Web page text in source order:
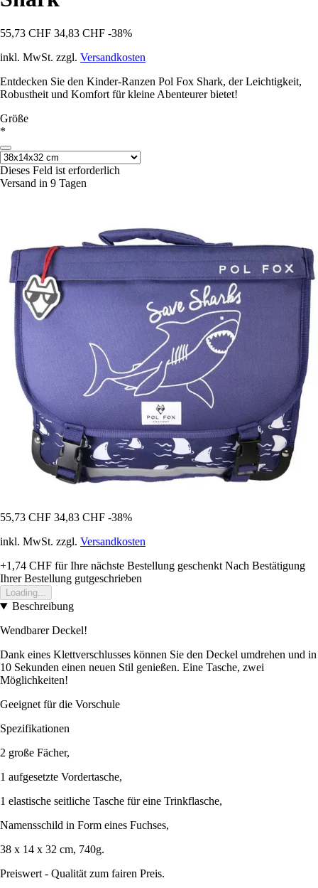
55,73 CHF 34,83 CHF -38%
inkl. MwSt. zzgl. Versandkosten
Entdecken Sie den Kinder-Ranzen Pol Fox Shark, der Leichtigkeit,
Robustheit und Komfort für kleine Abenteurer bietet!
Größe
*
Dieses Feld ist erforderlich
Versand in 9 Tagen
55,73 CHF 34,83 CHF -38%
inkl. MwSt. zzgl. Versandkosten
+1,74 CHF für Ihre nächste Bestellung geschenkt Nach Bestätigung
Ihrer Bestellung gutgeschrieben
Loading...
Beschreibung
Wendbarer Deckel!
Dank eines Klettverschlusses können Sie den Deckel umdrehen und in
10 Sekunden einen neuen Stil genießen. Eine Tasche, zwei
Möglichkeiten!
Geeignet für die Vorschule
Spezifikationen
2 große Fächer,
1 aufgesetzte Vordertasche,
1 elastische seitliche Tasche für eine Trinkflasche,
Namensschild in Form eines Fuchses,
38 x 14 x 32 cm, 740g.
Preiswert - Qualität zum fairen Preis.